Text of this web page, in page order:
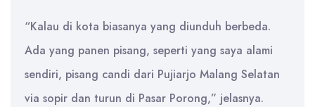
“Kalau di kota biasanya yang diunduh berbeda.
Ada yang panen pisang, seperti yang saya alami
sendiri, pisang candi dari Pujiarjo Malang Selatan
via sopir dan turun di Pasar Porong,” jelasnya.